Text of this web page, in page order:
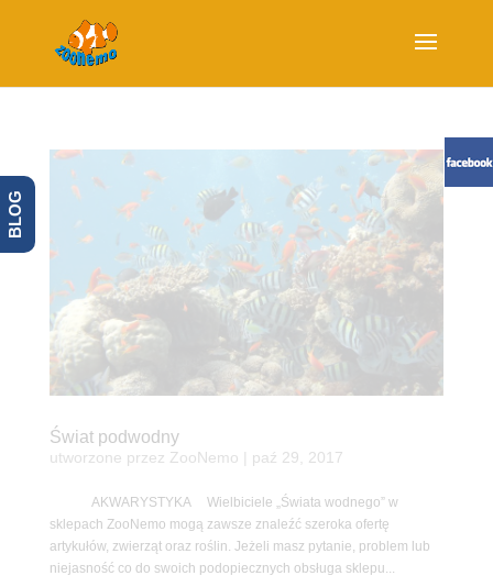
Świat podwodny
utworzone przez ZooNemo paź 29, 2017
AKWARYSTYKA Wielbiciele „Świata wodnego” w
sklepach ZooNemo mogą zawsze znaleźć szeroka ofertę
artykułów, zwierząt oraz roślin. Jeżeli masz pytanie, problem lub
niejasność co do swoich podopiecznych obsługa sklepu...
BLOG